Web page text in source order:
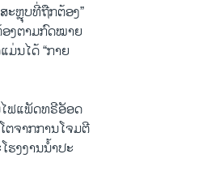
ະ​ຫຼຸ​ບ​ທີ່​ຖືກ​ຕ້ອງ”
ງ​ຕາມ​ກົດໝາຍ
ນ​ໄດ້ “ກາຍ​
ຟ​ແພັດ​ທ​ຣີ​ອັອດ
ຕ​ຈາກການ​ໂຈມ​ຕີ​
ງ​ງານ​ນ້ຳ​ປະ​